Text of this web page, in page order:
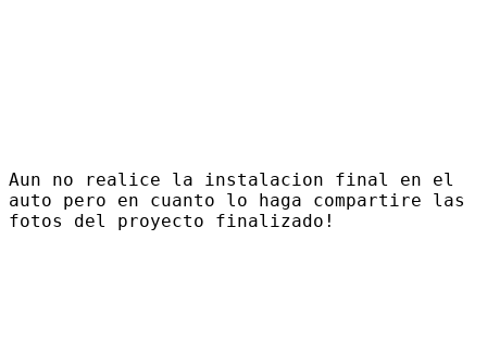
Aun no realice la instalacion final en el
auto pero en cuanto lo haga compartire las
fotos del proyecto finalizado!